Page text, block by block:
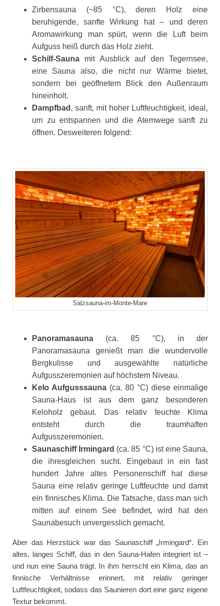
Zirbensauna (~85 °C), deren Holz eine
beruhigende, sanfte Wirkung hat – und deren
Aromawirkung man spürt, wenn die Luft beim
Aufguss heiß durch das Holz zieht.
Schilf-Sauna mit Ausblick auf den Tegernsee,
eine Sauna also, die nicht nur Wärme bietet,
sondern bei geöffnetem Blick den Außenraum
hineinholt.
Dampfbad , sanft, mit hoher Luftfeuchtigkeit, ideal,
um zu entspannen und die Atemwege sanft zu
öffnen. Desweiteren folgend:
Salzsauna-im-Monte-Mare
Panoramasauna (ca. 85 °C), in der
Panoramasauna genießt man die wundervolle
Bergkulisse und ausgewählte natürliche
Aufgusszeremonien auf höchstem Niveau.
Kelo Aufgusssauna (ca. 80 °C) diese einmalige
Sauna-Haus ist aus dem ganz besonderen
Keloholz gebaut. Das relativ feuchte Klima
entsteht durch die traumhaften
Aufgusszeremonien.
Saunaschiff Irmingard (ca. 85 °C) ist eine Sauna,
die ihresgleichen sucht. Eingebaut in ein fast
hundert Jahre altes Personenschiff hat diese
Sauna eine relativ geringe Luftfeuchte und damit
ein finnisches Klima. Die Tatsache, dass man sich
mitten auf einem See befindet, wird hat den
Saunabesuch unvergesslich gemacht.
Aber das Herzstück war das Saunaschiff „Irmingard“. Ein
altes, langes Schiff, das in den Sauna-Hafen integriert ist –
und nun eine Sauna trägt. In ihm herrscht ein Klima, das an
finnische Verhältnisse erinnert, mit relativ geringer
Luftfeuchtigkeit, sodass das Saunieren dort eine ganz eigene
Textur bekommt.